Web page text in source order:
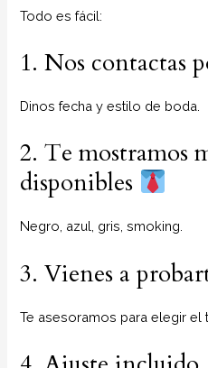
Todo es fácil:
1. Nos contactas
Dinos fecha y estilo de boda.
2. Te mostramos
disponibles
Negro, azul, gris, smoking.
3. Vienes a
Te asesoramos para elegir el